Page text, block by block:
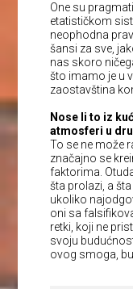
One su
etatističkom
neophodna
šansi za sve,
nas skoro
što imamo je u
zaostavština
Nose li to iz
atmosferi u
To se ne može
značajno se
faktorima.
šta prolazi, a
ukoliko
oni sa
retki, koji ne
svoju
ovog smoga,